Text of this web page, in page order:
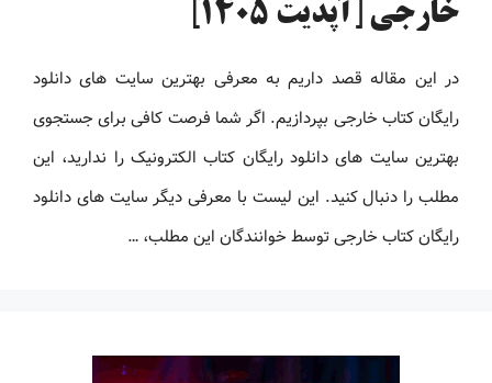
خارجی [آپدیت 1405]
در این مقاله قصد داریم به معرفی بهترین سایت های دانلود
رایگان کتاب خارجی بپردازیم. اگر شما فرصت کافی برای جستجوی
بهترین سایت های دانلود رایگان کتاب الکترونیک را ندارید، این
مطلب را دنبال کنید. این لیست با معرفی دیگر سایت های دانلود
رایگان کتاب خارجی توسط خوانندگان این مطلب، …